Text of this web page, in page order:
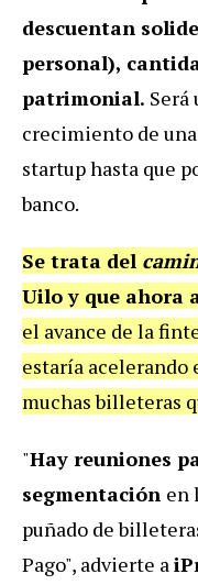
descuentan
personal),
patrimonial. Será
crecimiento de
startup hasta que
banco.
Se trata del
Uilo y que ahora
el avance de la
estaría acelerando
muchas billeteras
"Hay reuniones
segmentación en
puñado de
Pago", advierte a